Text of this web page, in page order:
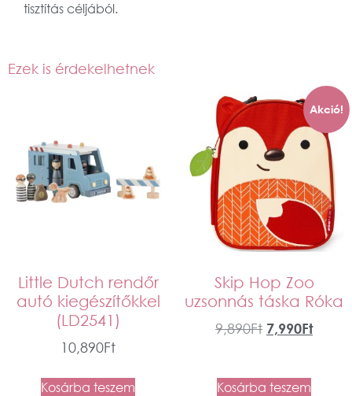
tisztítás céljából.
Ezek is érdekelhetnek
Little Dutch rendőr
autó kiegészítőkkel
(LD2541)
10,890Ft
Kosárba teszem
Akció!
Skip Hop Zoo
uzsonnás táska Róka
9,890Ft 7,990Ft
Kosárba teszem